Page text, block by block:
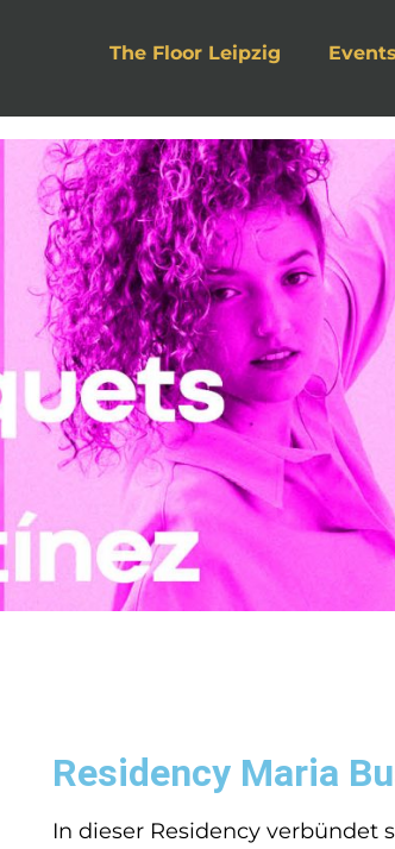
The Floor Leipzig Events
Residency Maria
In dieser Residency verbündet